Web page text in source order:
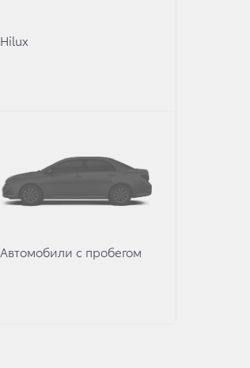
Hilux
Автомобили с пробегом